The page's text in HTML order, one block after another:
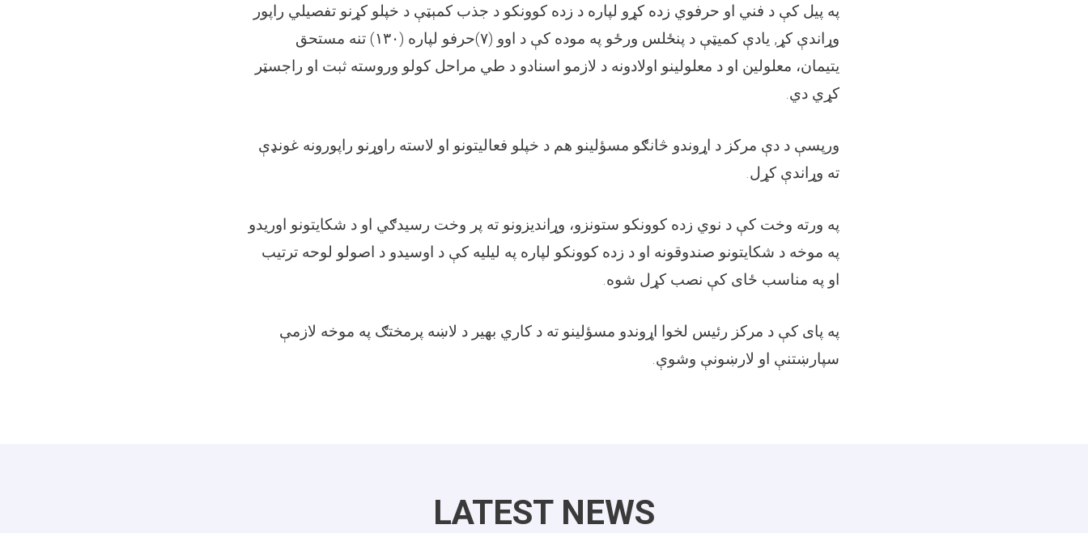
په پیل کې د فني او حرفوي زده کړو لپاره د زده کوونکو د جذب کمېټې د خپلو کړنو تفصيلي راپور
وړاندې کړ, یادې کمیټې د پنځلس ورځو په موده کې د اوو (۷) حرفو لپاره (۱۳۰) تنه مستحق
يتيمان، معلولين او د معلولينو اولادونه د لازمو اسنادو د طي مراحل کولو وروسته ثبت او راجسټر
کړي دي
ورپسې د دې مرکز د اړوندو څانګو مسؤلينو هم د خپلو فعاليتونو او لاسته راوړنو راپورونه غونډې
ته وړاندې کړل
په ورته وخت کې د نوي زده کوونکو ستونزو، وړاندیزونو ته پر وخت رسیدګي او د شکایتونو اوریدو
په موخه د شکایتونو صندوقونه او د زده کوونکو لپاره په ليليه کې د اوسيدو د اصولو لوحه ترتيب
او په مناسب ځای کې نصب کړل شوه
په پای کې د مرکز رئيس لخوا اړوندو مسؤلينو ته د کاري بهیر د لاښه پرمختګ په موخه لازمې
سپارښتنې او لارښونې وشوې
LATEST NEWS